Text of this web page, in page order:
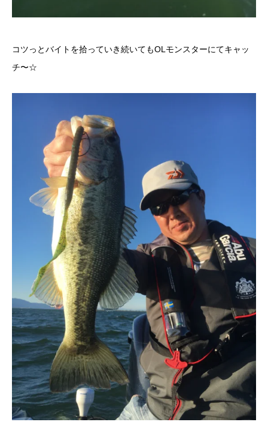
コツっとバイトを拾っていき続いてもOLモンスターにてキャッ
チ〜☆